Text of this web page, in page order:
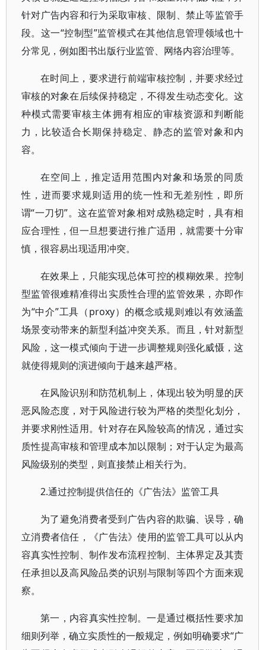
针对广告内容和行为采取审核、限制、禁止等监管手
段。这一“控制型”监管模式在其他信息管理领域也十
分常见，例如图书出版行业监管、网络内容治理等。
在时间上，要求进行前端审核控制，并要求经过
审核的对象在后续保持稳定，不得发生动态变化。这
种模式需要审核主体拥有相应的审核资源和判断能
力，比较适合长期保持稳定、静态的监管对象和内
容。
在空间上，推定适用范围内对象和场景的同质
性，进而要求规则适用的统一性和无差别性，即所
谓“一刀切”。这在监管对象相对成熟稳定时，具有相
应合理性，但一旦想要进行推广适用，就需要十分审
慎，很容易出现适用冲突。
在效果上，只能实现总体可控的模糊效果。控制
型监管很难精准得出实质性合理的监管效果，亦即作
为“中介”工具（proxy）的概念或规则难以有效涵盖
场景变动带来的新型利益冲突关系。而且，针对新型
风险，这一模式倾向于进一步调整规则强化威慑，这
就使得规则的演进倾向于越来越严格。
在风险识别和防范机制上，体现出较为明显的厌
恶风险态度，对于风险进行较为严格的类型化划分，
并要求刚性适用。针对存在风险较高的情况，通过实
质性提高审核和管理成本加以限制；对于认定为最高
风险级别的类型，则直接禁止相关行为。
2.通过控制提供信任的《广告法》监管工具
为了避免消费者受到广告内容的欺骗、误导，确
立消费者信任，《广告法》使用的监管工具可以从内
容真实性控制、制作发布流程控制、主体界定及其责
任承担以及高风险品类的识别与限制等四个方面来观
察。
第一，内容真实性控制。一是通过概括性要求加
细则列举，确立实质性的一般规定，例如明确要求“广